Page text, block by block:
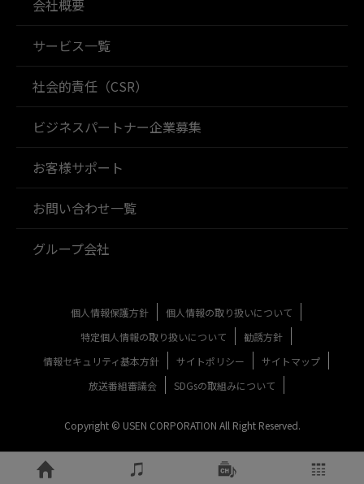
会社概要
サービス一覧
社会的責任（CSR）
ビジネスパートナー企業募集
お客様サポート
お問い合わせ一覧
グループ会社
個人情報保護方針
個人情報の取り扱いについて
特定個人情報の取り扱いについて
勧誘方針
情報セキュリティ基本方針
サイトポリシー
サイトマップ
放送番組審議会
SDGsの取組みについて
Copyright © USEN CORPORATION All Right Reserved.